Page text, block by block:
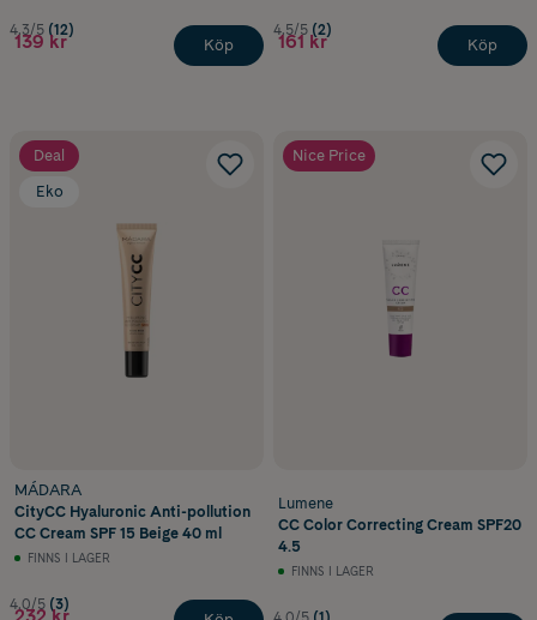
4.3/5 (12)
139 kr Köp
4.5/5 (2)
161 kr Köp
Deal
Eko
MÁDARA
CityCC Hyaluronic Anti-pollution
CC Cream SPF 15 Beige 40 ml
FINNS I LAGER
4.0/5 (3)
Nice Price
Lumene
CC Color Correcting Cream SPF20
4.5
FINNS I LAGER